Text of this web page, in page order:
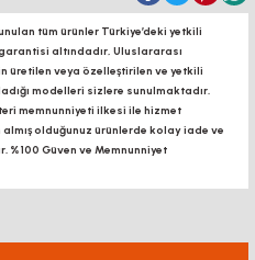
tüm ürünler Türkiye’deki yetkili
altındadır, Uluslararası
üretilen veya özelleştirilen ve yetkili
modelleri sizlere sunulmaktadır.
memnunniyeti ilkesi ile hizmet
olduğunuz ürünlerde kolay iade ve
%100 Güven ve Memnunniyet